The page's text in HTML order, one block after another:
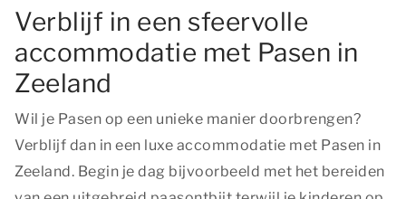
Verblijf in een sfeervolle
accommodatie met Pasen in
Zeeland
Wil je Pasen op een unieke manier doorbrengen?
Verblijf dan in een luxe accommodatie met Pasen in
Zeeland. Begin je dag bijvoorbeeld met het bereiden